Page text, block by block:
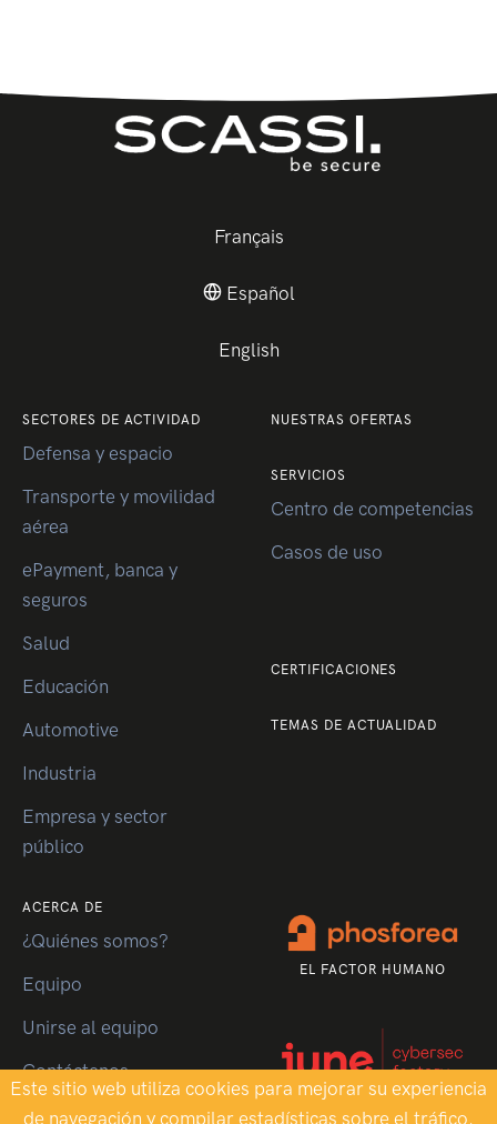
Este sitio web utiliza cookies para mejorar su experiencia
de navegación y compilar estadísticas sobre el tráfico.
Français
Español
English
SECTORES DE ACTIVIDAD
Defensa y espacio
Transporte y movilidad
aérea
ePayment, banca y
seguros
Salud
Educación
Automotive
Industria
Empresa y sector
público
NUESTRAS OFERTAS
SERVICIOS
Centro de competencias
Casos de uso
CERTIFICACIONES
TEMAS DE ACTUALIDAD
ACERCA DE
¿Quiénes somos?
Equipo
Unirse al equipo
Contáctenos
EL FACTOR HUMANO
CYBERSEC FACTORY